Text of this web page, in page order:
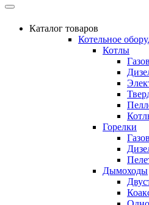
Каталог товаров
Котельное
Котлы
Горелки
Дымоходы